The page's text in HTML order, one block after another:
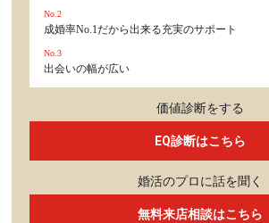
No.2
成婚率No.1だから出来る充実のサポート
No.3
出会いの幅が広い
価値診断をする
EQ診断はこちら
婚活のプロに話を聞く
無料来店相談はこちら